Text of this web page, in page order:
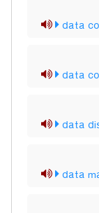
data
data
data
data